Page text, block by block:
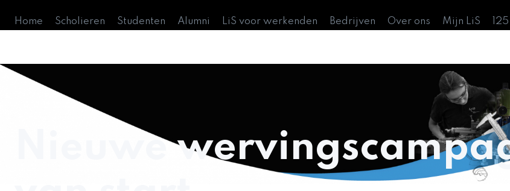
Home Scholieren Studenten Alumni LiS voor werkenden Bedrijven Over ons Mijn LiS
Nieuwe